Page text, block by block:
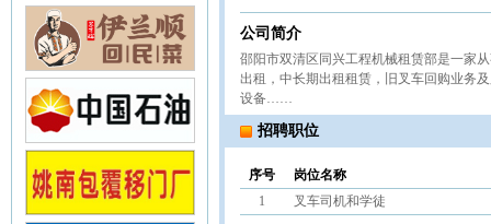
公司简介
邵阳市双清区同兴工程机械租赁部是一家
出租，中长期出租租赁，旧叉车回购业务
设备……
招聘职位
序号
岗位名称
1
叉车司机和学徒